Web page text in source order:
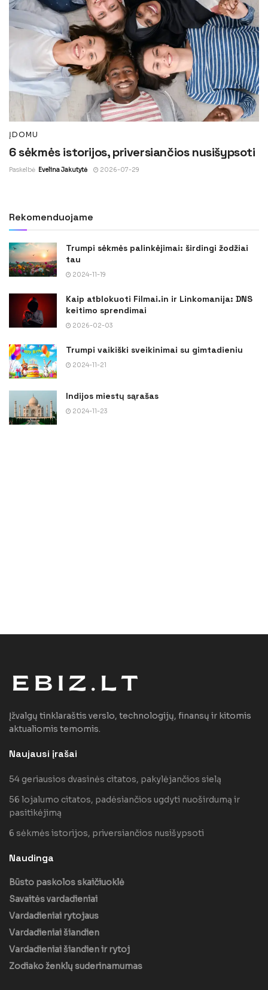
ĮDOMU
6 sėkmės istorijos, priversiančios nusišypsoti
Paskelbė Evelina Jakutytė 2026-07-29
Rekomenduojame
Trumpi sėkmės palinkėjimai: širdingi žodžiai
tau
2024-11-19
Kaip atblokuoti Filmai.in ir Linkomanija: DNS
keitimo sprendimai
2026-02-03
Trumpi vaikiški sveikinimai su gimtadieniu
2024-11-21
Indijos miestų sąrašas
2024-11-23
Įžvalgų tinklaraštis verslo, technologijų, finansų ir kitomis
aktualiomis temomis.
Naujausi įrašai
54 geriausios dvasinės citatos, pakylėjančios sielą
56 lojalumo citatos, padėsiančios ugdyti nuoširdumą ir
pasitikėjimą
6 sėkmės istorijos, priversiančios nusišypsoti
Naudinga
Būsto paskolos skaičiuoklė
Savaitės vardadieniai
Vardadieniai rytojaus
Vardadieniai šiandien
Vardadieniai šiandien ir rytoj
Zodiako ženklų suderinamumas